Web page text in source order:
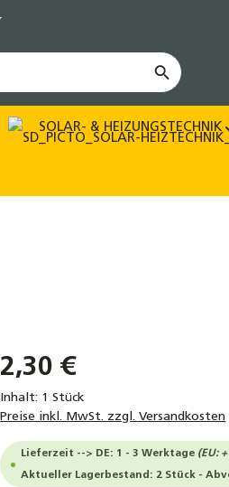
SOLAR- & HEIZUNGSTECHNIK
2,30 €
Inhalt: 1 Stück
Preise inkl. MwSt. zzgl. Versandkosten
Lieferzeit --> DE: 1 - 3 Werktage (EU:
Aktueller Lagerbestand: 2 Stück -